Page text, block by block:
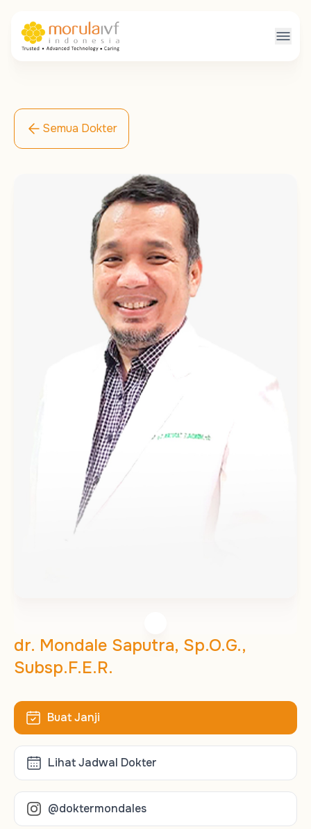
Semua Dokter
dr. Mondale Saputra, Sp.O.G.,
Subsp.F.E.R.
Buat Janji
Lihat Jadwal Dokter
@doktermondales